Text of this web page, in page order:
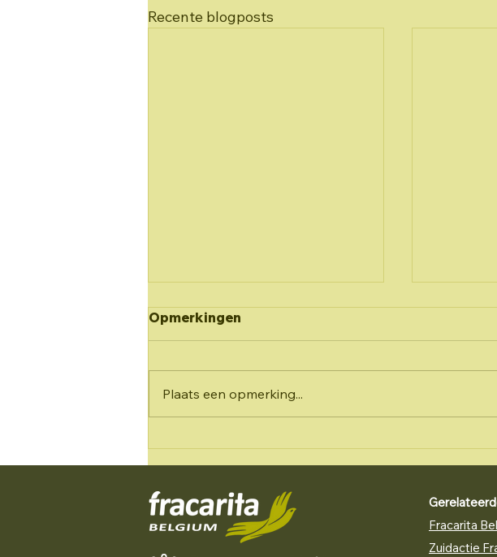
Recente blogposts
Warafiki 2025: 3,2,1, ...
START: Kennismaken in
Lummen
nu eindelijk zo ver: Het
allereerste weekend. We
2025
Opmerkingen
Plaats een opmerking...
Fracarita
Zuidactie